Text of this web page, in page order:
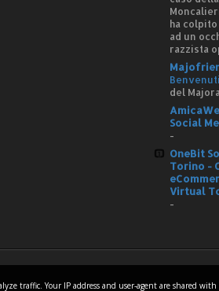
ha
ad un
razzista
Benvenuti
del
Social
-
OneBit
Torino -
Virtual
-
traffic. Your IP address and user-agent are shared